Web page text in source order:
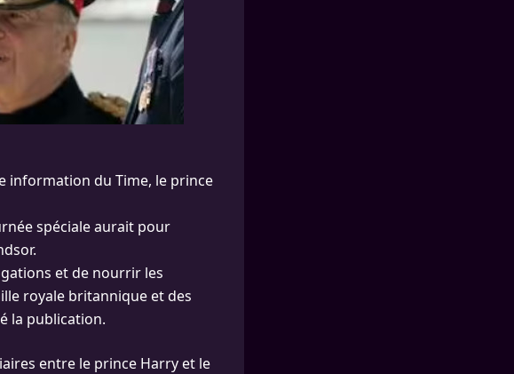
information du Time, le prince
spéciale aurait pour
et de nourrir les
royale britannique et des
la publication.
entre le prince Harry et le